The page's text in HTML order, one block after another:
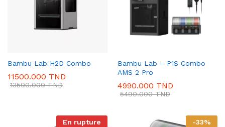
Bambu Lab H2D Combo
11500.000 TND
13500.000TND
Bambu Lab – P1S Combo
AMS 2 Pro
4990.000 TND
5490.000TND
En rupture -33%